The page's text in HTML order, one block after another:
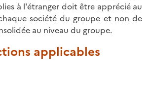
à l'étranger doit être apprécié au
société du groupe et non de
au niveau du groupe.
applicables